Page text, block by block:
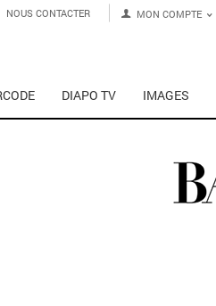
MON COMPTE
NOUS CONTACTER
DIAPO TV IMAGES